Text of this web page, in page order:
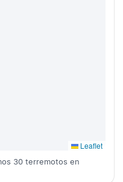
Leaflet
30 terremotos en